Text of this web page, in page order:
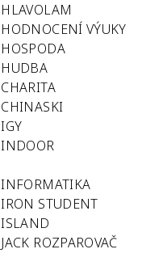
HLAVOLAM
HODNOCENÍ VÝUKY
HOSPODA
HUDBA
CHARITA
CHINASKI
IGY
INDOOR
INFORMATIKA
IRON STUDENT
ISLAND
JACK ROZPAROVAČ